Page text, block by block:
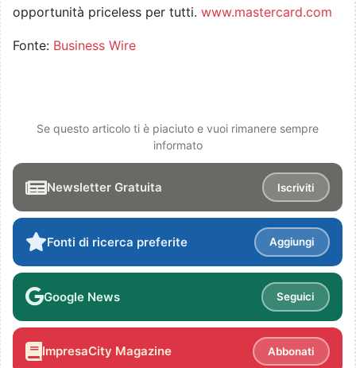
opportunità priceless per tutti. www.mastercard.com
Fonte: Business Wire
Se questo articolo ti è piaciuto e vuoi rimanere sempre
informato
Newsletter Gratuita Iscriviti
Fonti di ricerca preferite Aggiungi
Google News Seguici
ImpresaCity Magazine Abbonati